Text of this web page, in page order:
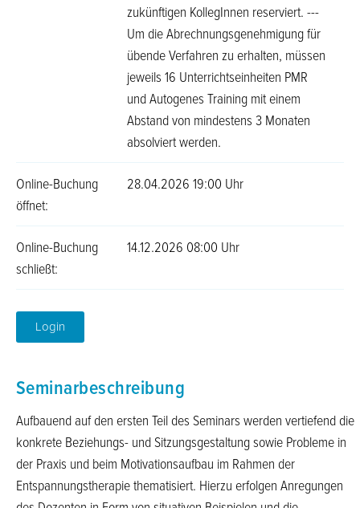
zukünftigen KollegInnen reserviert. ---
Um die Abrechnungsgenehmigung für
übende Verfahren zu erhalten, müssen
jeweils 16 Unterrichtseinheiten PMR
und Autogenes Training mit einem
Abstand von mindestens 3 Monaten
absolviert werden.
Online-Buchung
öffnet:
28.04.2026 19:00 Uhr
Online-Buchung
schließt:
14.12.2026 08:00 Uhr
Login
Seminarbeschreibung
Aufbauend auf den ersten Teil des Seminars werden vertiefend die
konkrete Beziehungs- und Sitzungsgestaltung sowie Probleme in
der Praxis und beim Motivationsaufbau im Rahmen der
Entspannungstherapie thematisiert. Hierzu erfolgen Anregungen